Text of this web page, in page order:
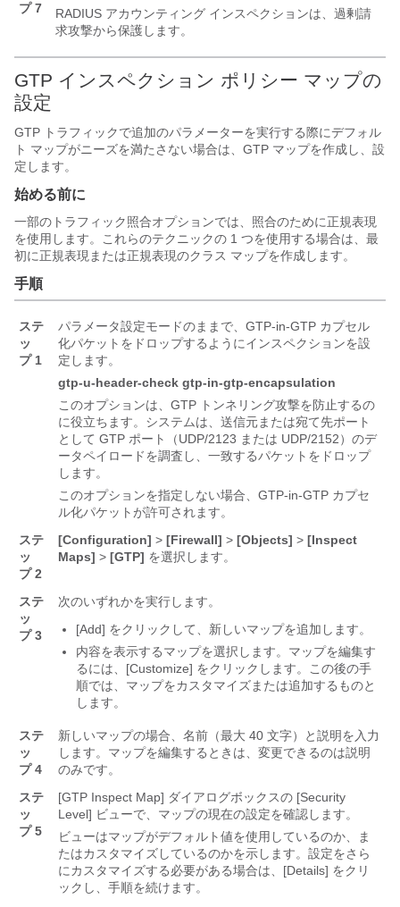
プ 7
RADIUS アカウンティング インスペクションは、過剰請
求攻撃から保護します。
GTP インスペクション ポリシー マップの
設定
GTP トラフィックで追加のパラメーターを実行する際にデフォル
ト マップがニーズを満たさない場合は、GTP マップを作成し、設
定します。
始める前に
一部のトラフィック照合オプションでは、照合のために正規表現
を使用します。これらのテクニックの 1 つを使用する場合は、最
初に正規表現または正規表現のクラス マップを作成します。
手順
ステ
ッ
プ 1
パラメータ設定モードのままで、GTP-in-GTP カプセル
化パケットをドロップするようにインスペクションを設
定します。
gtp-u-header-check gtp-in-gtp-encapsulation
このオプションは、GTP トンネリング攻撃を防止するの
に役立ちます。システムは、送信元または宛て先ポート
として GTP ポート（UDP/2123 または UDP/2152）のデ
ータペイロードを調査し、一致するパケットをドロップ
します。
このオプションを指定しない場合、GTP-in-GTP カプセ
ル化パケットが許可されます。
ステ
ッ
プ 2
[Configuration] > [Firewall] > [Objects] > [Inspect
Maps] > [GTP] を選択します。
ステ
ッ
プ 3
次のいずれかを実行します。
[Add] をクリックして、新しいマップを追加します。
内容を表示するマップを選択します。マップを編集す
るには、[Customize] をクリックします。この後の手
順では、マップをカスタマイズまたは追加するものと
します。
ステ
ッ
プ 4
新しいマップの場合、名前（最大 40 文字）と説明を入力
します。マップを編集するときは、変更できるのは説明
のみです。
ステ
ッ
プ 5
[GTP Inspect Map] ダイアログボックスの [Security
Level] ビューで、マップの現在の設定を確認します。
ビューはマップがデフォルト値を使用しているのか、ま
たはカスタマイズしているのかを示します。設定をさら
にカスタマイズする必要がある場合は、[Details] をクリ
ックし、手順を続けます。